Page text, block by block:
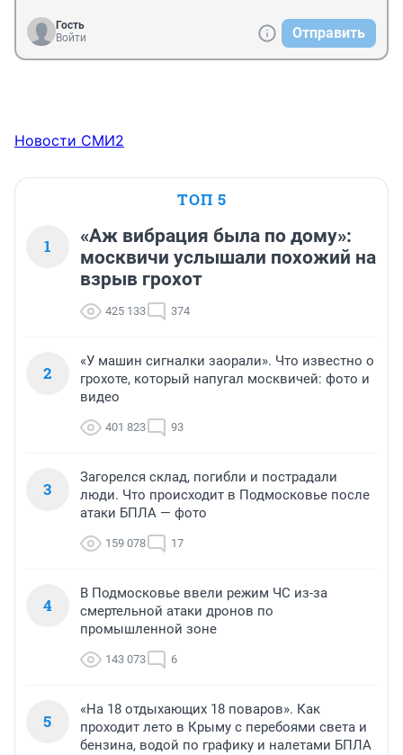
Гость
Войти
Отправить
Новости СМИ2
ТОП 5
1
«Аж вибрация была по дому»:
москвичи услышали похожий на
взрыв грохот
425 133 374
2
«У машин сигналки заорали». Что известно о
грохоте, который напугал москвичей: фото и
видео
401 823 93
3
Загорелся склад, погибли и пострадали
люди. Что происходит в Подмосковье после
атаки БПЛА — фото
159 078 17
4
В Подмосковье ввели режим ЧС из-за
смертельной атаки дронов по
промышленной зоне
143 073 6
5
«На 18 отдыхающих 18 поваров». Как
проходит лето в Крыму с перебоями света и
бензина, водой по графику и налетами БПЛА